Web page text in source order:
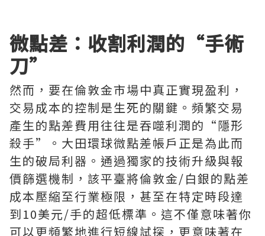
微點差：收割利潤的“手術
刀”
然而，要在倫敦金市場中真正實現盈利，
交易成本的控制是生死的關鍵。頻繁交易
產生的點差費用往往是吞噬利潤的“隱形
殺手”。大田環球微點差帳戶正是為此而
生的破局利器。通過獨家的技術升級與報
價篩選機制，該平臺將倫敦金/白銀的點差
成本壓縮至行業極限，甚至在特定時段達
到10美元/手的超低標準。這不僅意味著你
可以更頻繁地進行短線試探，更意味著在